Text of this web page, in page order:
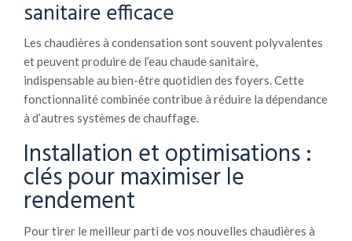
sanitaire efficace
Les chaudières à condensation sont souvent polyvalentes
et peuvent produire de l’eau chaude sanitaire,
indispensable au bien-être quotidien des foyers. Cette
fonctionnalité combinée contribue à réduire la dépendance
à d’autres systèmes de chauffage.
Installation et optimisations :
clés pour maximiser le
rendement
Pour tirer le meilleur parti de vos nouvelles chaudières à